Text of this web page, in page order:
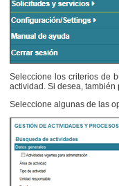
Seleccione los criterios de
actividad. Si desea,
Seleccione algunas de las